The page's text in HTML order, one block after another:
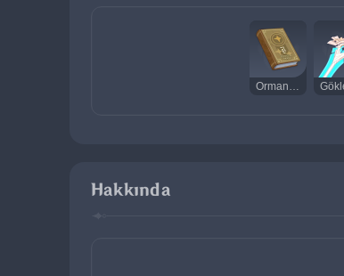
Orman Esintisi
Hakkında